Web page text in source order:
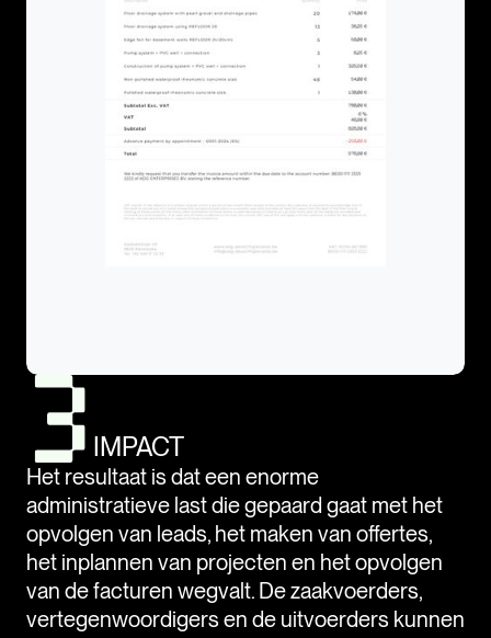
IMPACT
Het resultaat is dat een enorme
administratieve last die gepaard gaat met het
opvolgen van leads, het maken van offertes,
het inplannen van projecten en het opvolgen
van de facturen wegvalt. De zaakvoerders,
vertegenwoordigers en de uitvoerders kunnen